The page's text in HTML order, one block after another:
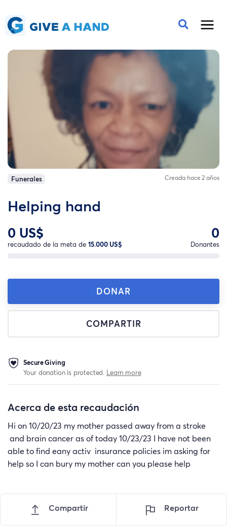
Funerales Creada hace 2 años
Helping hand
0 US$
recaudado de la meta de 15.000 US$
0
Donantes
DONAR
COMPARTIR
Secure Giving
Your donation is protected. Learn more
Acerca de esta recaudación
Hi on 10/20/23 my mother passed away from a stroke
and brain cancer as of today 10/23/23 I have not been
able to find eany activ insurance policies im asking for
help so I can bury my mother can you please help
Compartir Reportar